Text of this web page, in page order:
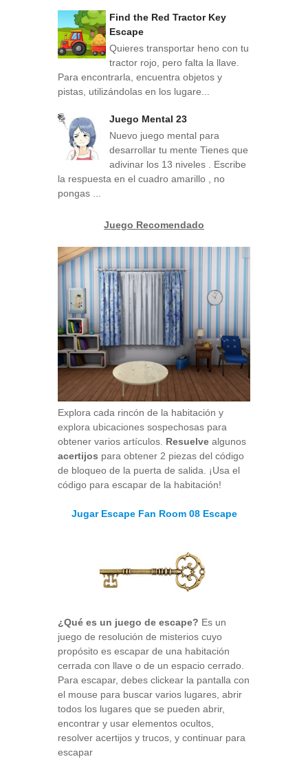
Find the Red Tractor Key
Escape
Quieres transportar heno con tu
tractor rojo, pero falta la llave.
Para encontrarla, encuentra objetos y
pistas, utilizándolas en los lugare...
Juego Mental 23
Nuevo juego mental para
desarrollar tu mente Tienes que
adivinar los 13 niveles . Escribe
la respuesta en el cuadro amarillo , no
pongas ...
Juego Recomendado
Explora cada rincón de la habitación y
explora ubicaciones sospechosas para
obtener varios artículos. Resuelve algunos
acertijos para obtener 2 piezas del código
de bloqueo de la puerta de salida. ¡Usa el
código para escapar de la habitación!
Jugar Escape Fan Room 08 Escape
¿Qué es un juego de escape? Es un
juego de resolución de misterios cuyo
propósito es escapar de una habitación
cerrada con llave o de un espacio cerrado.
Para escapar, debes clickear la pantalla con
el mouse para buscar varios lugares, abrir
todos los lugares que se pueden abrir,
encontrar y usar elementos ocultos,
resolver acertijos y trucos, y continuar para
escapar